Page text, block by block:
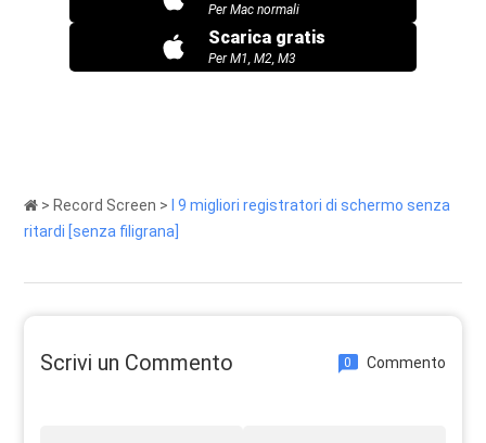
Per Mac normali
Scarica gratis
Per M1, M2, M3
> Record Screen >
I 9 migliori registratori di schermo senza
ritardi [senza filigrana]
Scrivi un Commento 0 Commento